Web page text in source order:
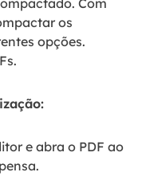
os
opções.
e abra o PDF ao